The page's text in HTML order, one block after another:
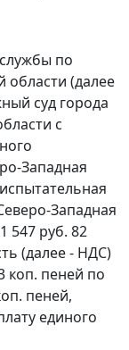
по
области (далее
суд города
с
Западная
Западная
547 руб. 82
(далее - НДС)
коп. пеней по
пеней,
единого